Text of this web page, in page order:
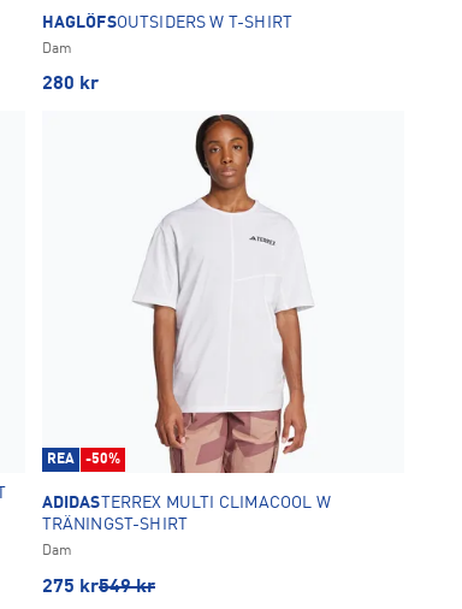
HAGLÖFSOUTSIDERS W T-SHIRT
Dam
280 kr
REA -50%
ADIDAS TERREX MULTI CLIMACOOL W
TRÄNINGST-SHIRT
Dam
275 kr549 kr